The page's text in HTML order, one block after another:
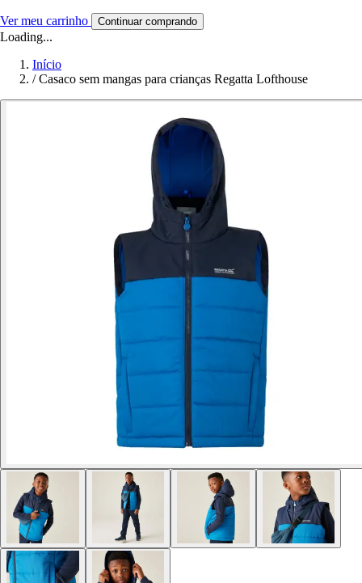
Ver meu carrinho Continuar comprando
Loading...
Início
/ Casaco sem mangas para crianças Regatta Lofthouse